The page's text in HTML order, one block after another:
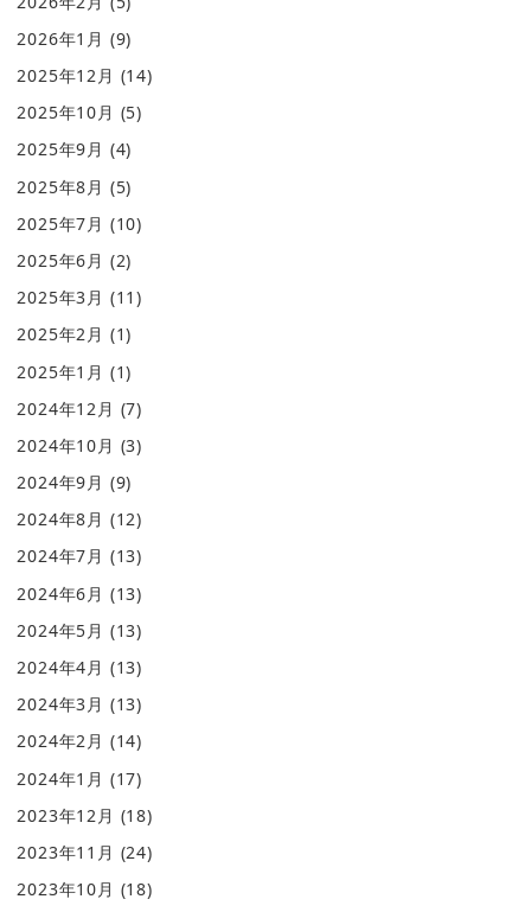
2026年1月 (9)
2025年12月 (14)
2025年10月 (5)
2025年9月 (4)
2025年8月 (5)
2025年7月 (10)
2025年6月 (2)
2025年3月 (11)
2025年2月 (1)
2025年1月 (1)
2024年12月 (7)
2024年10月 (3)
2024年9月 (9)
2024年8月 (12)
2024年7月 (13)
2024年6月 (13)
2024年5月 (13)
2024年4月 (13)
2024年3月 (13)
2024年2月 (14)
2024年1月 (17)
2023年12月 (18)
2023年11月 (24)
2023年10月 (18)